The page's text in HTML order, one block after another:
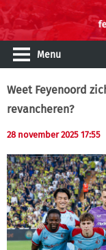
Menu
Weet Feyenoord
revancheren?
28 november 2025 17:55